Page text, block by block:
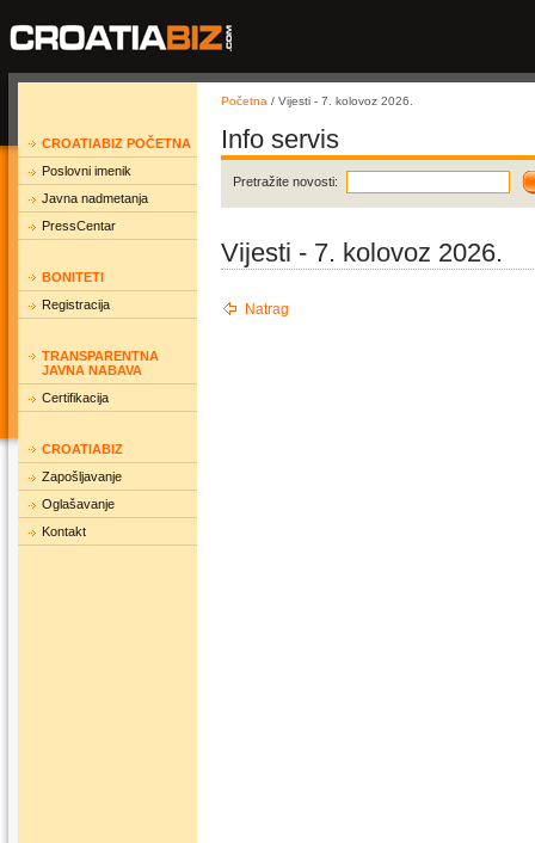
CROATIABIZ POČETNA
Poslovni imenik
Javna nadmetanja
PressCentar
BONITETI
Registracija
TRANSPARENTNA
JAVNA NABAVA
Certifikacija
CROATIABIZ
Zapošljavanje
Oglašavanje
Kontakt
Početna / Vijesti - 7. kolovoz 2026.
Info servis
Pretražite novosti:
Vijesti - 7. kolovoz 2026.
Natrag